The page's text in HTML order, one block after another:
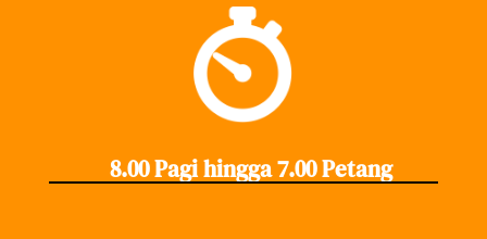
8.00 Pagi hingga 7.00 Petang